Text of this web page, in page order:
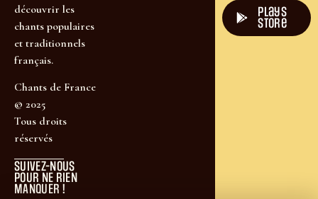
découvrir les
chants populaires
et traditionnels
français.
Chants de France
© 2025
Tous droits
réservés
SUIVEZ-NOUS
POUR NE RIEN
MANQUER !
plays
store